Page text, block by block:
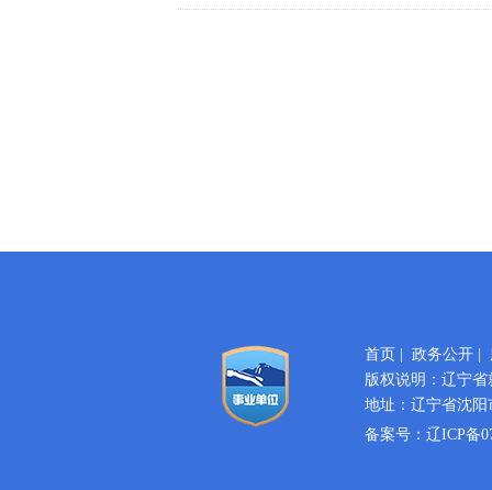
首页 政务公开|
版权说明：辽宁
地址：辽宁省沈
备案号： 辽ICP备